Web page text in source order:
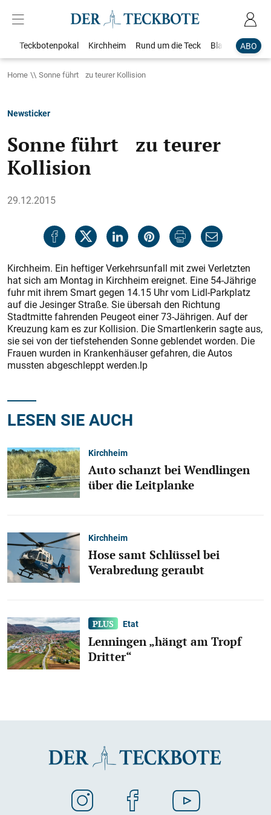
ABO
Teckbotenpokal Kirchheim Rund um die Teck Blaulicht
Home Sonne führt zu teurer Kollision
Newsticker
Sonne führt zu teurer
Kollision
29.12.2015
Kirchheim. Ein heftiger Verkehrsunfall mit zwei Verletzten
hat sich am Montag in Kirchheim ereignet. Eine 54-Jährige
fuhr mit ihrem Smart gegen 14.15 Uhr vom Lidl-Parkplatz
auf die Jesinger Straße. Sie übersah den Richtung
Stadtmitte fahrenden Peugeot einer 73-Jährigen. Auf der
Kreuzung kam es zur Kollision. Die Smartlenkerin sagte aus,
sie sei von der tiefstehenden Sonne geblendet worden. Die
Frauen wurden in Krankenhäuser gefahren, die Autos
mussten abgeschleppt werden.lp
LESEN SIE AUCH
Kirchheim
Auto schanzt bei Wendlingen
über die Leitplanke
Kirchheim
Hose samt Schlüssel bei
Verabredung geraubt
Etat
Lenningen „hängt am Tropf
Dritter“